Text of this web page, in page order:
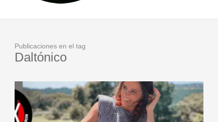
Publicaciones en el tag
Daltónico